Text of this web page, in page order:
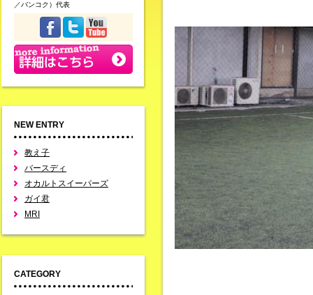
／バンコク）代表
NEW ENTRY
教え子
バースディ
オカルトスイーパーズ
ガイ君
MRI
CATEGORY